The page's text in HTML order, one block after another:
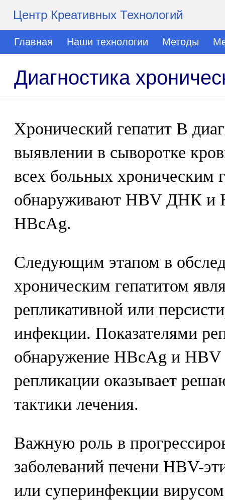
Центр Креативных Технологий
Главная Наши технологии Методы
Диагностика
Хронический гепатит В
выявлении в сыворотке
всех больных хроническим
обнаруживают HBV ДНК и
HBcAg.
Следующим этапом в
хроническим гепатитом
репликативной или
инфекции. Показателями
обнаружение HBcAg и
репликации оказывает
тактики лечения.
Важную роль в
заболеваний печени HBV-
или суперинфекции